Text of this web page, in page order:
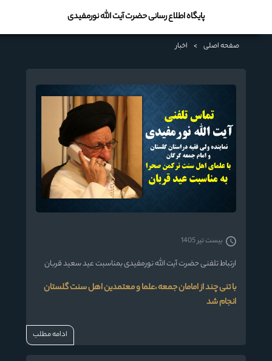
پایگاه اطلاع رسانی حضرت آیت الله نورمفیدی
صفحه اصلی > اخبار
ارتباط تلفنی حضرت آیت الله نورمفیدی بمناسبت عید سعید قربان
با تنی چند از امامان جمعه ،علما و معتمدین اهل سنت گلستان
انجام شد
بیست تیر 1405
ادامه مطلب